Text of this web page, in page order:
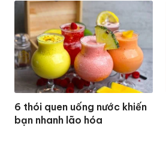
6 thói quen uống nước khiến
bạn nhanh lão hóa